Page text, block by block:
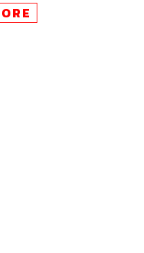
วามสุขกับตัวตนของคุณ
ว่าหากหยิบไอเท็มนี้มา